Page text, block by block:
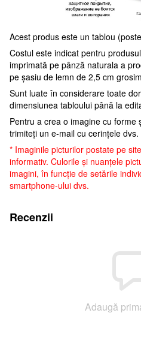
Acest produs este un tablou
Costul este indicat pentru
imprimată pe pânză naturala a
pe șasiu de lemn de 2,5 cm
Sunt luate în considerare toate
dimensiunea tabloului până la
Pentru a crea o imagine cu forme
trimiteți un e-mail cu cerințele dvs.
* Imaginile picturilor postate pe
informativ. Culorile și nuanțele
imagini, în funcție de setările
smartphone-ului dvs.
Recenzii
Adaugă